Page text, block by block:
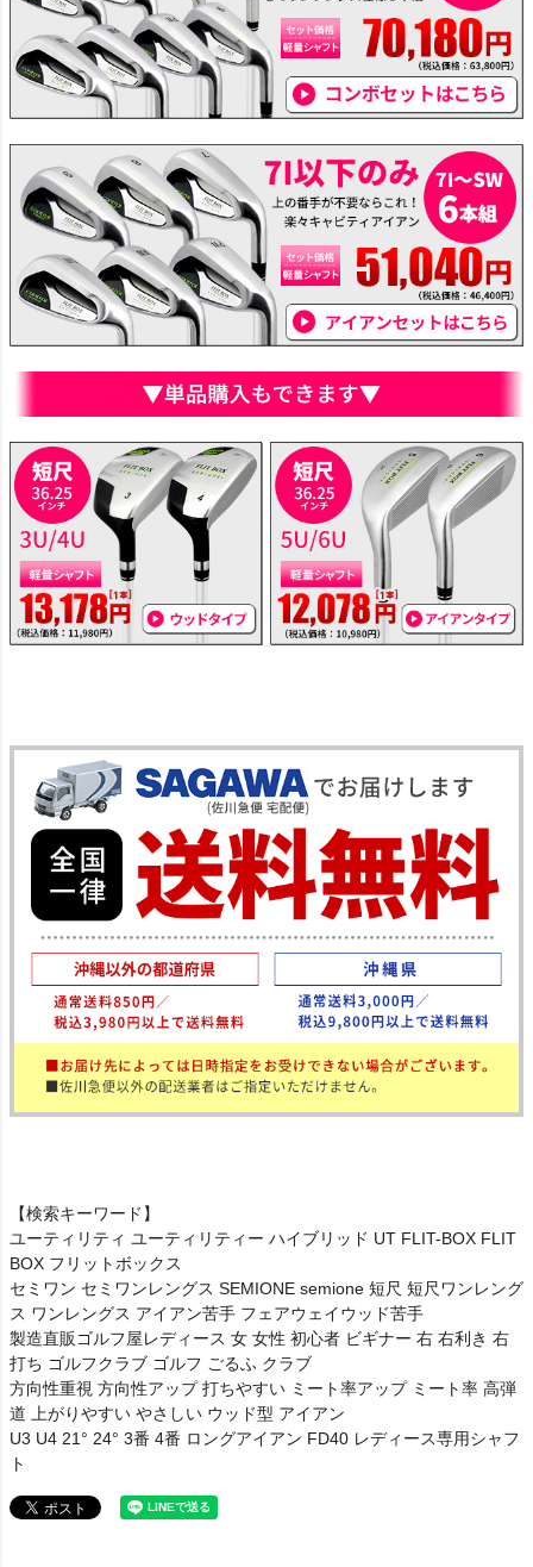
【検索キーワード】
ユーティリティ ユーティリティー ハイブリッド UT FLIT-BOX FLIT
BOX フリットボックス
セミワン セミワンレングス SEMIONE semione 短尺 短尺ワンレング
ス ワンレングス アイアン苦手 フェアウェイウッド苦手
製造直販ゴルフ屋レディース 女 女性 初心者 ビギナー 右 右利き 右
打ち ゴルフクラブ ゴルフ ごるふ クラブ
方向性重視 方向性アップ 打ちやすい ミート率アップ ミート率 高弾
道 上がりやすい やさしい ウッド型 アイアン
U3 U4 21° 24° 3番 4番 ロングアイアン FD40 レディース専用シャフ
ト